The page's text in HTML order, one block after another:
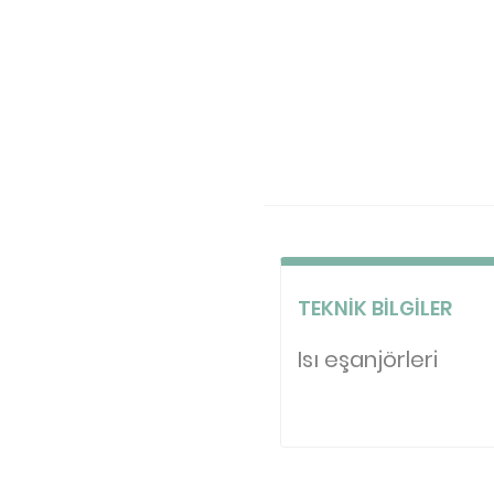
TEKNIK BILGILER
Isı eşanjörleri